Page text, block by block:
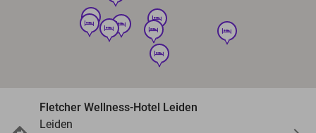
hotel
hotel
hotel
hotel
hotel
hotel
hotel
hotel
Fletcher Wellness-Hotel Leiden
Leiden